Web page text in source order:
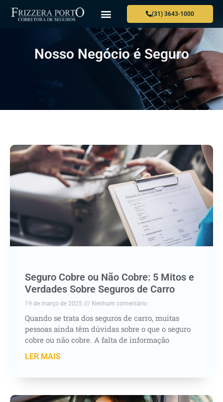
(31) 3643-1000
Nosso Negócio é Seguro
Seguro Cobre ou Não Cobre: 5 Mitos e
Verdades Sobre Seguros de Carro
19 de março de 2025 Nenhum comentário
Quando se trata dos seguros de carro, muitas
pessoas ainda têm dúvidas sobre o que o seguro
cobre ou não cobre. A falta de informação
LER MAIS